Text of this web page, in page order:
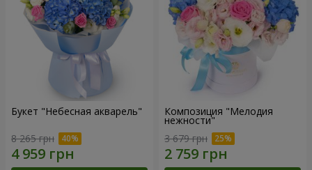
Букет "Небесная акварель"
8 265 грн
Композиция "Мелодия
нежности"
3 679 грн